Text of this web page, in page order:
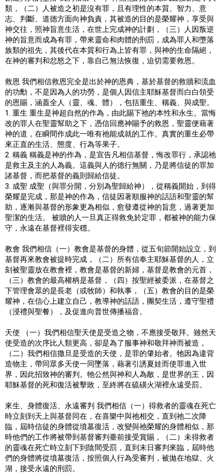
類，（二）人被造之初是沒有罪，且有理性的本質、智力、意
志、判斷、道德方面向神負責，其被造的目的是榮耀神，享受與
神交往，照神旨意生活，在世上完成神的計劃，（三）人因叛逆
神的旨意而成為有罪，帶來靈命和肉體的刑罰，成為罪人和墮落
族類的祖先，其後代在本質和行為上皆有罪，與神的生命隔絕，
在神的審判和忿怒之下，靠自己無法恢復，迫切需要救恩。
救恩 我們相信救恩完全是出於神的恩典，基於基督的救贖和流血
的功勳，不是因為人的功勞，是個人因信主耶穌基督而白白領受
的恩賜，涵蓋全人（靈、魂、體），包括重生、稱義、與成聖。
1. 重生 重生是神超自然的作為，由此賜下祂的本性和永生。當悔
改的罪人在聖靈幫助之下，憑信回應神賜予的救恩，聖靈便藉著
神的道，在瞬間作成此一唯有祂能成就的工作。真實的重生必帶
來正直的生活、態度、行為等果子。
2. 稱義 稱義是神的作為，是宣告凡相信基督，悔改罪行，承認祂
是救主及主的人為義。這義與人的德行無關，乃是將信徒的罪加
諸基督，而把基督的義則歸給信徒。
3. 成聖 成聖（與罪分開，分別為聖歸給神），從稱義開始，到得
榮耀是完成，那是神的作為，信徒因著順服神的話語和聖靈的幫
助，逐漸與基督的形象更為相似，愈發遵從神的旨意，過著更加
聖潔的生活。 被贖的人一旦真正得救免於定罪，都被神的能力保
守，永遠在基督裡得安穩。
教會 我們相信（一）教會是基督的身體，從五旬節開始設立，到
基督再來教會被提時完成，（二）所有信奉主耶穌基督的人，立
刻被聖靈放在教會裡，教會是基督的新婦，基督是教會的元首，
（三）教會的最高權柄是基督，（四）按聖經被委派，在基督之
下管理會眾的是長老（或牧師）和執事，（五）教會的目的是榮
耀神，在信心上建立自己，教導神的話語，團契生活，遵守聖禮
（浸禮與聖餐），及促進向普世傳播福音。
天使 （一）我們相信聖天使是受造之物，不應接受敬拜。雖然天
使受造的次序比人類更高，卻是為了服事神和敬拜神而被造，
（二）我們相信撒旦是受造的天使，是罪的肇始者。牠因為違背
造物主，帶同眾多天使一同墜落，藉著引誘夏娃而使罪進入世
界，因此招致神的審判。牠公然與神和人為敵，是世界的王，因
耶穌基督的死和復活被擊敗，至終將在硫磺火湖裡永遠受罰。
來生、身體復活、永遠審判 我們相信（一）得救者的靈魂在死亡
時立刻到天上與基督同在，在喜樂中與祂相交，直到祂二次降
臨，屆時信徒的身體從墳墓復活，改變與祂榮耀的身體相似，那
時他們的工作將被帶到基督審判臺前接受賞賜，（二）未得救者
的靈魂在死亡時立刻下到陰間受罰，直到末日審判來臨，屆時他
們的身體將從墳墓復活，按照個人行為受審判，被拋在地獄、火
湖，接受永遠的刑罰。